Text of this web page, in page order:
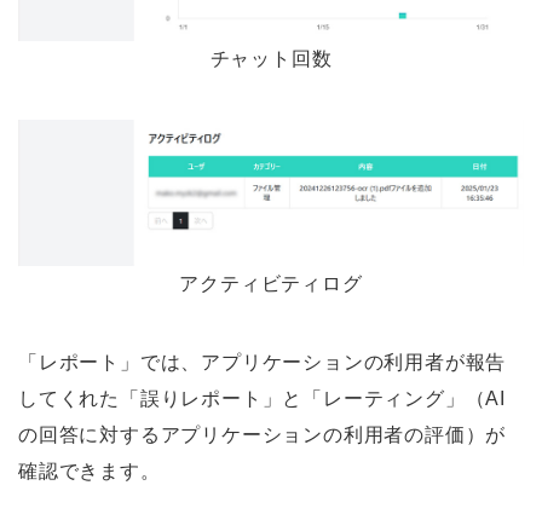
チャット回数
アクティビティログ
「レポート」では、アプリケーションの利用者が報告
してくれた「誤りレポート」と「レーティング」（AI
の回答に対するアプリケーションの利用者の評価）が
確認できます。